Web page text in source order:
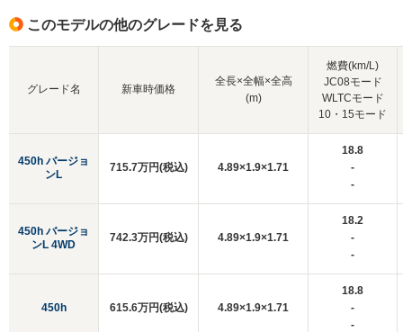
このモデルの他のグレードを見る
グレード名
450h バージョ
ンL
450h バージョ
ンL 4WD
450h
新車時価格
全長×全幅×全高
(m)
燃費(km/L)
JC08モード
WLTCモード
10・15モード
715.7万円(税込) 4.89×1.9×1.71
18.8
-
-
742.3万円(税込) 4.89×1.9×1.71
18.2
-
-
615.6万円(税込) 4.89×1.9×1.71
18.8
-
-